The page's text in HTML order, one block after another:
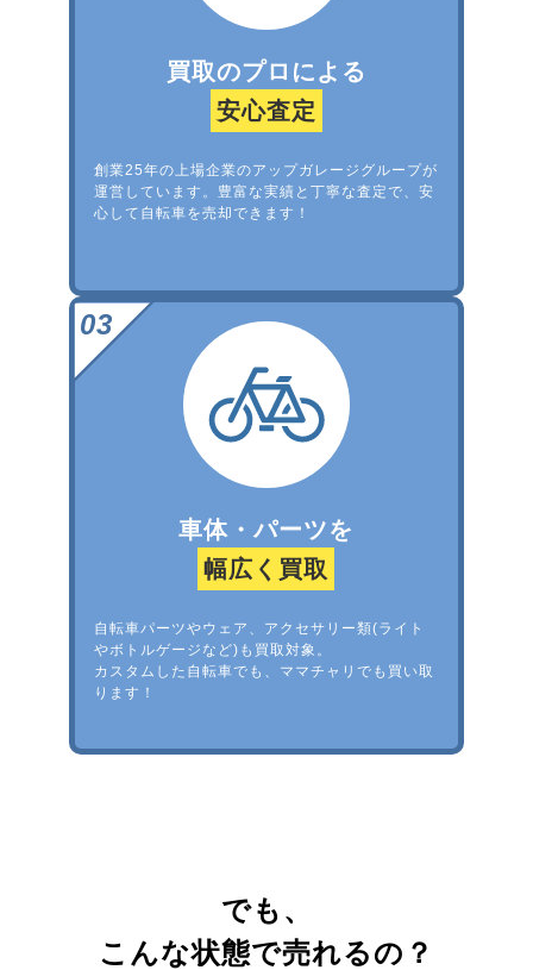
買取のプロによる
安心査定
創業25年の上場企業のアップガレージグループが
運営しています。豊富な実績と丁寧な査定で、安
心して自転車を売却できます！
車体・パーツを
幅広く買取
自転車パーツやウェア、アクセサリー類(ライト
やボトルゲージなど)も買取対象。
カスタムした自転車でも、ママチャリでも買い取
ります！
でも、
こんな状態で売れるの？